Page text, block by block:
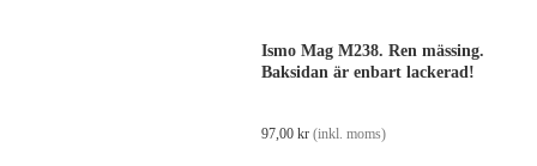
Ismo Mag M238. Ren mässing.
Baksidan är enbart lackerad!
97,00 kr (inkl. moms)